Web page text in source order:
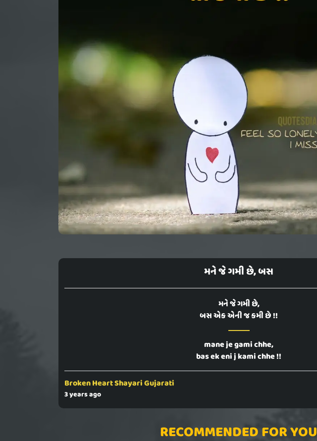
મને જે ગમી છે, બસ
મને જે ગમી છે,
બસ એક એની જ કમી છે !!
mane je gami chhe,
bas ek eni j kami chhe !!
Broken Heart Shayari Gujarati
3 years ago
RECOMMENDED FOR YOU